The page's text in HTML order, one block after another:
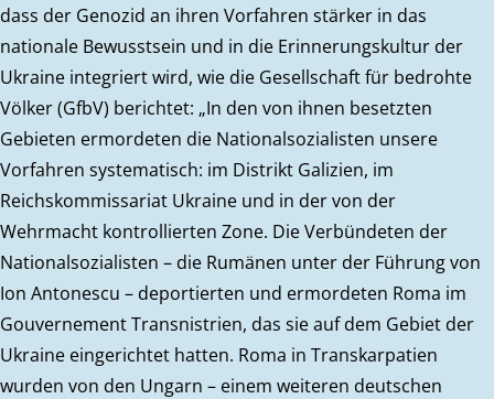
dass der Genozid an ihren Vorfahren stärker in das
nationale Bewusstsein und in die Erinnerungskultur der
Ukraine integriert wird, wie die Gesellschaft für bedrohte
Völker (GfbV) berichtet: „In den von ihnen besetzten
Gebieten ermordeten die Nationalsozialisten unsere
Vorfahren systematisch: im Distrikt Galizien, im
Reichskommissariat Ukraine und in der von der
Wehrmacht kontrollierten Zone. Die Verbündeten der
Nationalsozialisten – die Rumänen unter der Führung von
Ion Antonescu – deportierten und ermordeten Roma im
Gouvernement Transnistrien, das sie auf dem Gebiet der
Ukraine eingerichtet hatten. Roma in Transkarpatien
wurden von den Ungarn – einem weiteren deutschen